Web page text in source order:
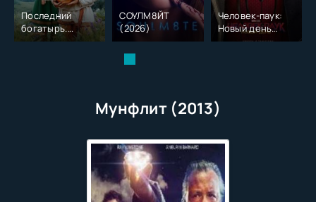
Последний
богатырь.
Колобок (2026)
СОУЛМ8ЙТ
(2026)
Человек-паук:
Новый день
(2026)
Мунфлит (2013)